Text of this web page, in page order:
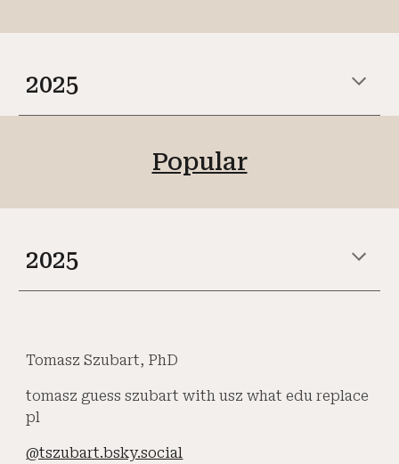
2025
Popular
2025
Tomasz Szubart, PhD
tomasz guess szubart with usz what edu replace
pl
@tszubart.bsky.social